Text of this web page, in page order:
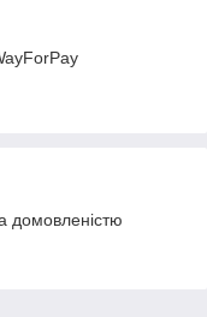
домовленістю